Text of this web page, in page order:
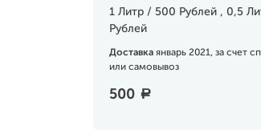
1 Литр / 500 Рублей , 0,5
Рублей
Доставка январь 2021, за счет
или самовывоз
500 a